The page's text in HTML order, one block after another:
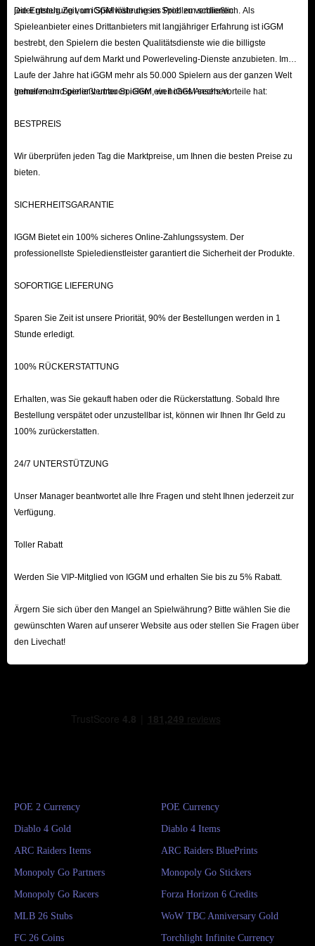
kannst sofort einen höherstufigen Bauern mieten oder
deinen Hauptbauern mit weiteren Dekorationen
versehen.
Günstige IGGM Dragon's Dogma II-Gegenstände
spezifische Funktionen. Reichlich Ressourcen sind der
Schlüssel zur kontinuierlichen Verbesserung deiner
Anhäufen nutzloser Gegenstände keine gute Idee ist. Da
die gesamte Ausrüstung in deinem Rucksack zu deinem
Bewegungsgeschwindigkeit verlangsamen und dich
daran hindern, weitere Gegenstände aufzunehmen.
Spielgegenstände werden nach ihrem Zweck
Heilmittel: Dies sind grundlegende
Verbrauchsgegenstände im Spiel, die die Anzeige des
Werkzeuge: Eine Mischung aus Verbrauchs- und
wiederverwendbaren Gegenständen, die Arisen helfen,
Verbessern und Herstellen anderer Gegenstände
Dogma 2-Währung verkauft werden, wenn du das
Gewicht deines Rucksacks reduzieren möchtest.
hohe Freundschaftsstufe mit einem Händler-NPC hat,
kann er seltenere Waren verkaufen oder die Preise
seiner Dienste senken.
Wie sammelt man mehr In-Game-Materialien?
Gegnerische Beute: Besiegte Gegner können
Gegenstände fallen lassen. Diese Gegenstände werden
jeder genug Zeit, um Spielwährung im Spiel zu verdienen.
Die Entstehung von iGGM löste dieses Problem schließlich. Als
Spieleanbieter eines Drittanbieters mit langjähriger Erfahrung ist iGGM
bestrebt, den Spielern die besten Qualitätsdienste wie die billigste
Spielwährung auf dem Markt und Powerleveling-Dienste anzubieten. Im
Laufe der Jahre hat iGGM mehr als 50.000 Spielern aus der ganzen Welt
geholfen und genießt unter Spielern ein hohes Ansehen.
Immer mehr Spieler vertrauen iGGM, weil iGGM sechs Vorteile hat:
BESTPREIS
Wir überprüfen jeden Tag die Marktpreise, um Ihnen die besten Preise zu
bieten.
SICHERHEITSGARANTIE
IGGM Bietet ein 100% sicheres Online-Zahlungssystem. Der
professionellste Spieledienstleister garantiert die Sicherheit der Produkte.
SOFORTIGE LIEFERUNG
Sparen Sie Zeit ist unsere Priorität, 90% der Bestellungen werden in 1
Stunde erledigt.
100% RÜCKERSTATTUNG
Erhalten, was Sie gekauft haben oder die Rückerstattung. Sobald Ihre
Bestellung verspätet oder unzustellbar ist, können wir Ihnen Ihr Geld zu
100% zurückerstatten.
24/7 UNTERSTÜTZUNG
Unser Manager beantwortet alle Ihre Fragen und steht Ihnen jederzeit zur
Verfügung.
Toller Rabatt
Werden Sie VIP-Mitglied von IGGM und erhalten Sie bis zu 5% Rabatt.
Ärgern Sie sich über den Mangel an Spielwährung? Bitte wählen Sie die
gewünschten Waren auf unserer Website aus oder stellen Sie Fragen über
den Livechat!
POE 2 Currency POE Currency
Diablo 4 Gold Diablo 4 Items
ARC Raiders Items ARC Raiders BluePrints
Monopoly Go Partners Monopoly Go Stickers
Monopoly Go Racers Forza Horizon 6 Credits
MLB 26 Stubs WoW TBC Anniversary Gold
FC 26 Coins Torchlight Infinite Currency